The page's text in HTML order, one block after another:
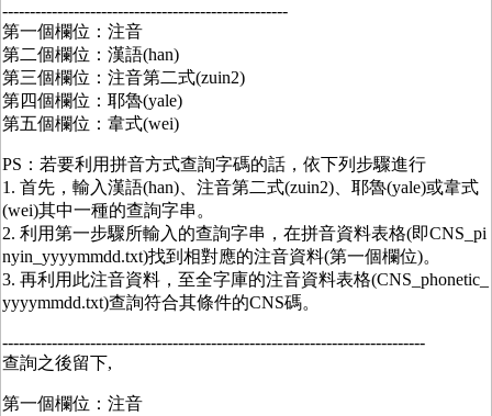
----------------------------------------------------
第一個欄位：注音
第二個欄位：漢語(han)
第三個欄位：注音第二式(zuin2)
第四個欄位：耶魯(yale)
第五個欄位：韋式(wei)
PS：若要利用拼音方式查詢字碼的話，依下列步驟進行
1. 首先，輸入漢語(han)、注音第二式(zuin2)、耶魯(yale)或韋式
(wei)其中一種的查詢字串。
2. 利用第一步驟所輸入的查詢字串，在拼音資料表格(即CNS_pi
nyin_yyyymmdd.txt)找到相對應的注音資料(第一個欄位)。
3. 再利用此注音資料，至全字庫的注音資料表格(CNS_phonetic_
yyyymmdd.txt)查詢符合其條件的CNS碼。
-----------------------------------------------------------------------------
查詢之後留下,
第一個欄位：注音